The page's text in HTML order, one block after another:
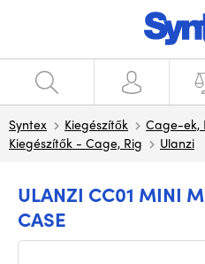
Syntex Kiegészítők
Cage-ek,
Kiegészítők - Cage, Rig
Ulanzi
ULANZI CC01 MINI
CASE